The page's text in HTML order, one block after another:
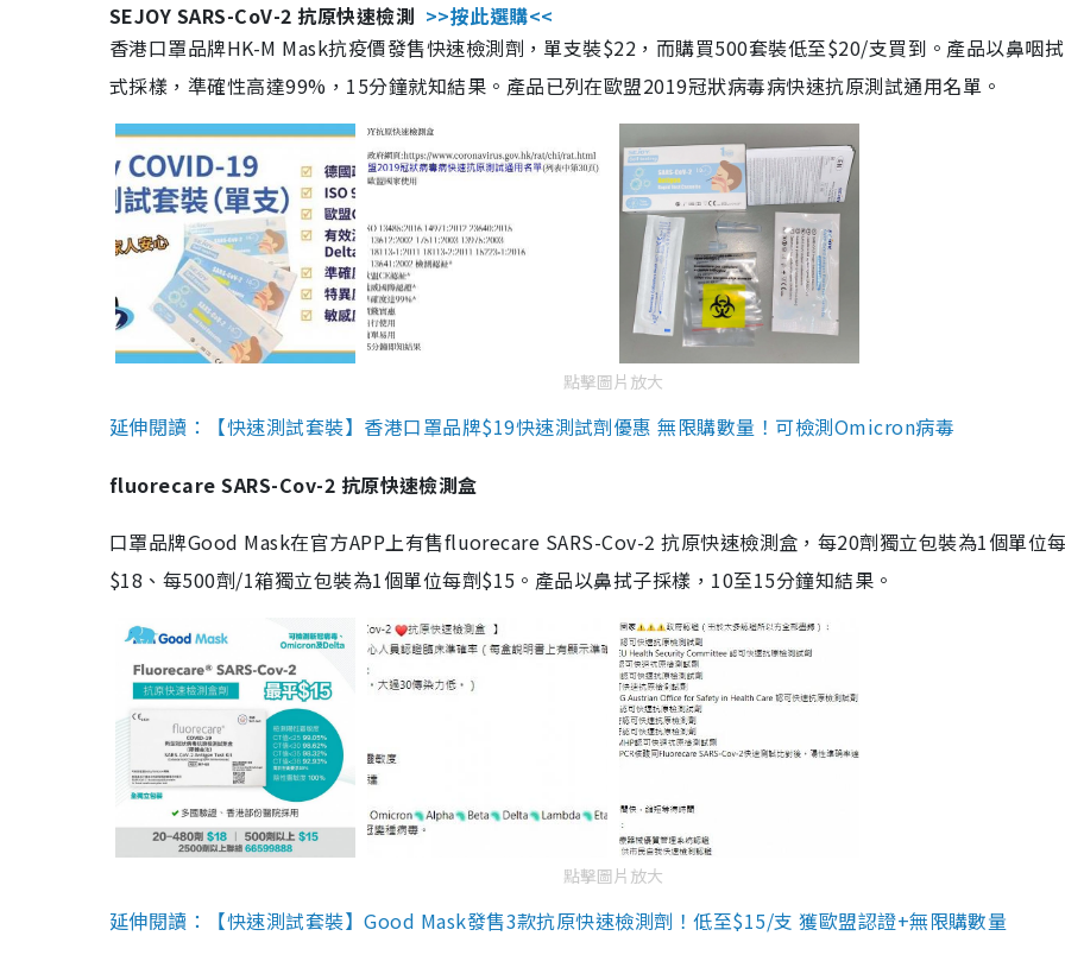
SEJOY SARS-CoV-2 抗原快速檢測 >>按此選購<<
香港口罩品牌HK-M Mask抗疫價發售快速檢測劑，單支裝$22，而購買500套裝低至$20/支買到。產品以鼻咽
式採樣，準確性高達99%，15分鐘就知結果。產品已列在歐盟2019冠狀病毒病快速抗原測試通用名單。
點擊圖片放大
延伸閱讀：【快速測試套裝】香港口罩品牌$19快速測試劑優惠 無限購數量！可檢測Omicron病毒
fluorecare SARS-Cov-2 抗原快速檢測盒
口罩品牌Good Mask在官方APP上有售fluorecare SARS-Cov-2 抗原快速檢測盒，每20劑獨立包裝為1個單位
$18、每500劑/1箱獨立包裝為1個單位每劑$15。產品以鼻拭子採樣，10至15分鐘知結果。
點擊圖片放大
延伸閱讀：【快速測試套裝】Good Mask發售3款抗原快速檢測劑！低至$15/支 獲歐盟認證+無限購數量